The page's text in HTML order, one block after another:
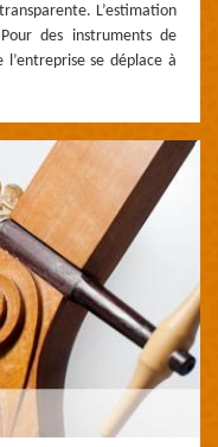
L’estimation
des instruments de
se déplace à